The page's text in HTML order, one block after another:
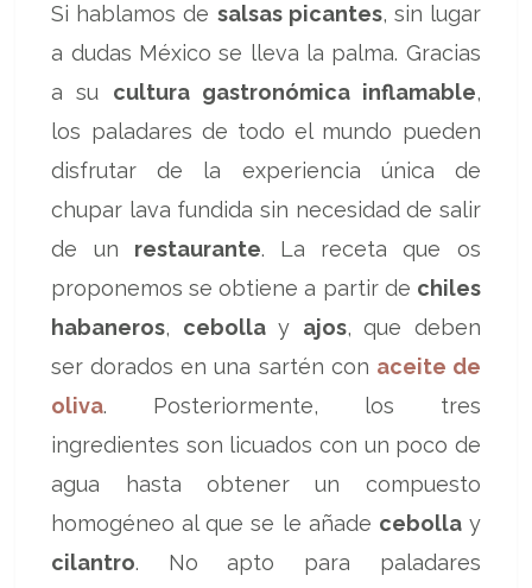
Si hablamos de salsas picantes, sin lugar
a dudas México se lleva la palma. Gracias
a su cultura gastronómica inflamable,
los paladares de todo el mundo pueden
disfrutar de la experiencia única de
chupar lava fundida sin necesidad de salir
de un restaurante. La receta que os
proponemos se obtiene a partir de chiles
habaneros, cebollay ajos, que deben
ser dorados en una sartén con aceite de
oliva. Posteriormente, los tres
ingredientes son licuados con un poco de
agua hasta obtener un compuesto
homogéneo al que se le añade cebollay
cilantro. No apto para paladares